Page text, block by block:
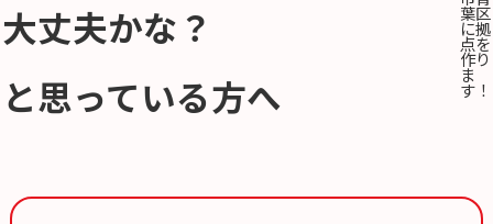
大丈夫かな？
と思っている方へ